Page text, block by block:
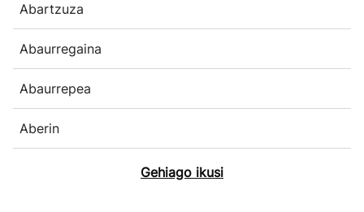
Abartzuza
Abaurregaina
Abaurrepea
Aberin
Gehiago ikusi